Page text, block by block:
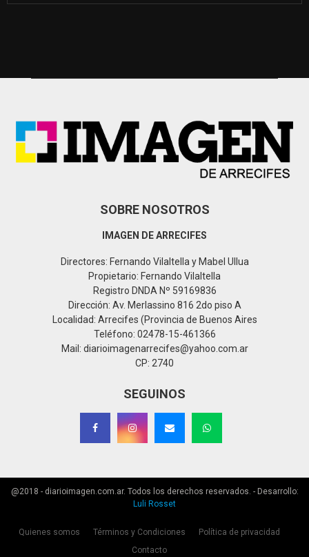
SOBRE NOSOTROS
IMAGEN DE ARRECIFES
Directores: Fernando Vilaltella y Mabel Ullua
Propietario: Fernando Vilaltella
Registro DNDA Nº 59169836
Dirección: Av. Merlassino 816 2do piso A
Localidad: Arrecifes (Provincia de Buenos Aires
Teléfono: 02478-15-461366
Mail: diarioimagenarrecifes@yahoo.com.ar
CP: 2740
SEGUINOS
@2018 - diarioimagen.com.ar. Todos los derechos reservados. - Desarrollo:
Luli Rosset
Quienes somos Términos y Condiciones
Política de privacidad
Contacto